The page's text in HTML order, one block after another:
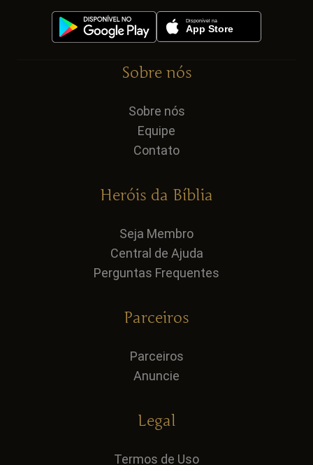
Sobre nós
Sobre nós
Equipe
Contato
Heróis da Bíblia
Seja Membro
Central de Ajuda
Perguntas Frequentes
Parceiros
Parceiros
Anuncie
Legal
Termos de Uso